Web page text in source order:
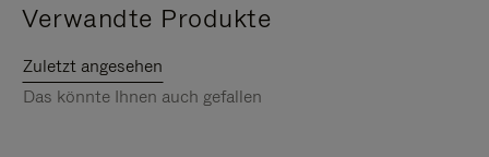
Verwandte Produkte
Zuletzt angesehen
Das könnte Ihnen auch gefallen